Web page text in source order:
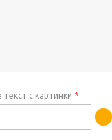
текст с картинки *